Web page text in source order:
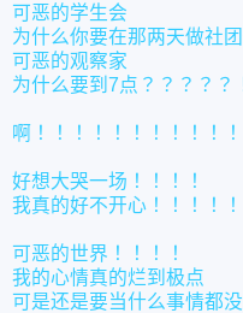
可恶的学生会
为什么你要在那两天做社
可恶的观察家
为什么要到7点？？？？？
啊！！！！！！！！！！
好想大哭一场！！！！
我真的好不开心！！！！！
可恶的世界！！！！
我的心情真的烂到极点
可是还是要当什么事情都